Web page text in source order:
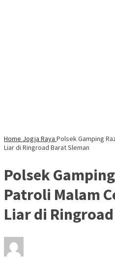
Home Jogja Raya Polsek Gamping
Liar di Ringroad Barat Sleman
Polsek
Patroli Malam
Liar di